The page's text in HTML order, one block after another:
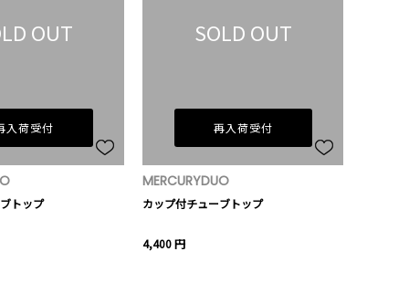
OUT
入荷受付
トップ
SOLD OUT
再入荷受付
MERCURYDUO
カップ付チューブトップ
4,400 円